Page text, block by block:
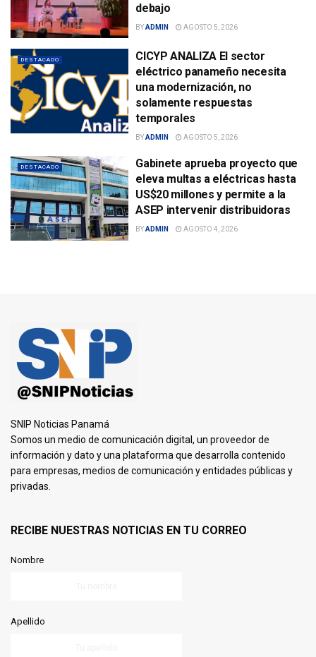
debajo
BYADMIN AGOSTO 5, 2026
DESTACADO
CICYP ANALIZA El sector
eléctrico panameño necesita
una modernización, no
solamente respuestas
temporales
BYADMIN AGOSTO 5, 2026
DESTACADO
Gabinete aprueba proyecto que
eleva multas a eléctricas hasta
US$20 millones y permite a la
ASEP intervenir distribuidoras
BYADMIN AGOSTO 4, 2026
SNIP Noticias Panamá
Somos un medio de comunicación digital, un proveedor de
información y dato y una plataforma que desarrolla contenido
para empresas, medios de comunicación y entidades públicas y
privadas.
RECIBE NUESTRAS NOTICIAS EN TU CORREO
Nombre
Apellido